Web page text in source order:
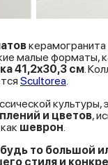
малые форматы,
41,2x30,3 см.
Scultorea.
культуры,
и цветов,
шеврон.
будь то большой
стиля и